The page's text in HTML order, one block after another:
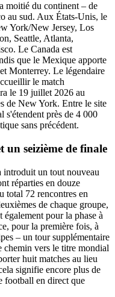
moitié du continent – de
au sud. Aux États-Unis, le
York/New Jersey, Los
Seattle, Atlanta,
Le Canada est
que le Mexique apporte
Monterrey. Le légendaire
le match
le 19 juillet 2026 au
de New York. Entre le site
s'étendent près de 4 000
sans précédent.
un seizième de finale
introduit un tout nouveau
réparties en douze
total 72 rencontres en
de chaque groupe,
pour la phase à
pour la première fois, à
– un tour supplémentaire
chemin vers le titre mondial
huit matches au lieu
signifie encore plus de
football en direct que